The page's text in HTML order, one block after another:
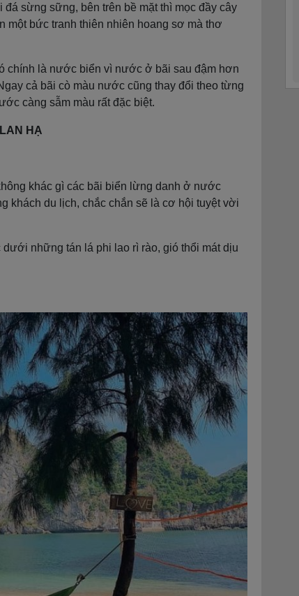
sừng sững, bên trên bề mặt thì mọc đầy cây
một bức tranh thiên nhiên hoang sơ mà thơ
chính là nước biển vì nước ở bãi sau đậm hơn
cả bãi cò màu nước cũng thay đổi theo từng
càng sẫm màu rất đặc biệt.
HẠ
khác gì các bãi biển lừng danh ở nước
khách du lịch, chắc chắn sẽ là cơ hội tuyệt vời
những tán lá phi lao rì rào, gió thổi mát dịu